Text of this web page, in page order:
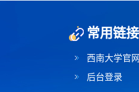
常用链接
西南大学官
后台登录